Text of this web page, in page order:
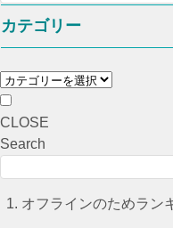
カテゴリー
CLOSE
Search
オフラインのためラン